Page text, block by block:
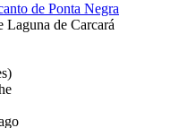
de Ponta Negra
Laguna de Carcará